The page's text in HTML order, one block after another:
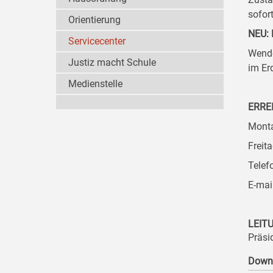
im
E-
Orientierung
Servicecenter
Justiz macht Schule
Medienstelle